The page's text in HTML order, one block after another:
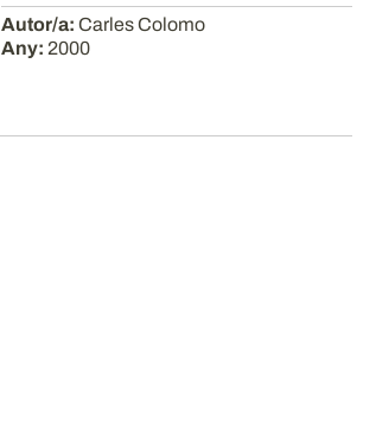
Autor/a: Carles Colomo
Any: 2000